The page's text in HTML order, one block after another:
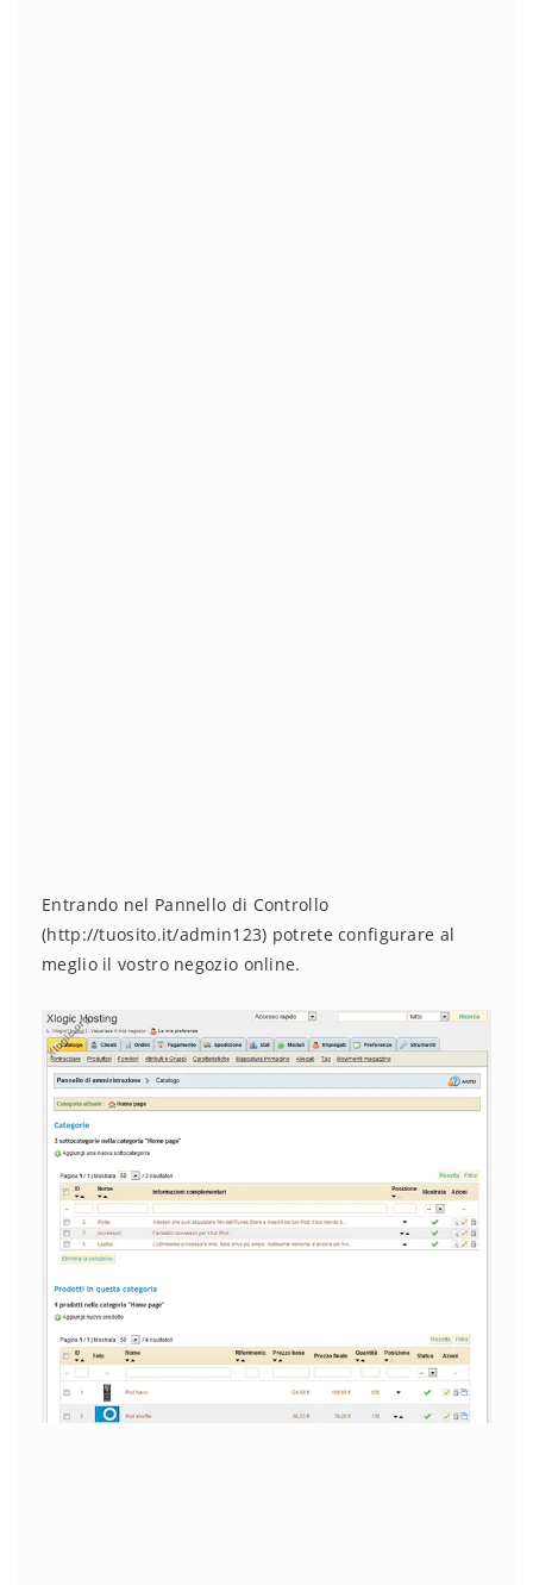
Entrando nel Pannello di Controllo
(http://tuosito.it/admin123) potrete configurare al
meglio il vostro negozio online.